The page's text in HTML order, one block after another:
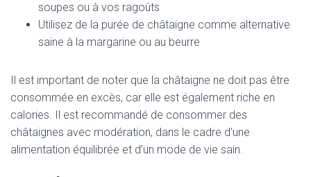
soupes ou à vos ragoûts
Utilisez de la purée de châtaigne comme alternative
saine à la margarine ou au beurre
Il est important de noter que la châtaigne ne doit pas être
consommée en excès, car elle est également riche en
calories. Il est recommandé de consommer des
châtaignes avec modération, dans le cadre d’une
alimentation équilibrée et d’un mode de vie sain.